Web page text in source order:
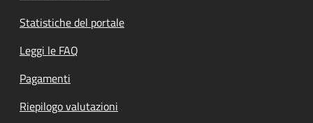
Statistiche del portale
Leggi le FAQ
Pagamenti
Riepilogo valutazioni